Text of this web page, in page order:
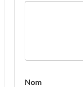
Nom